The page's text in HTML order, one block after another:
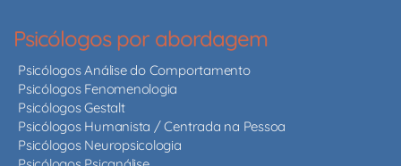
Psicólogos por abordagem
Psicólogos Análise do Comportamento
Psicólogos Fenomenologia
Psicólogos Gestalt
Psicólogos Humanista / Centrada na Pessoa
Psicólogos Neuropsicologia